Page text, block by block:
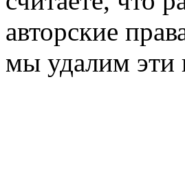
авторские
мы удалим эти